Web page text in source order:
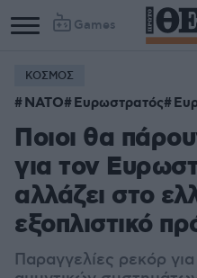
Games
ΚΟΣΜΟΣ
NATO Ευρωστρατός
Ποιοι θα
για τον
αλλάζει στο
εξοπλιστικό
Παραγγελίες ρεκόρ για